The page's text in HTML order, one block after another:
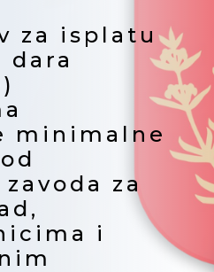
za isplatu
dara
minimalne
za
i